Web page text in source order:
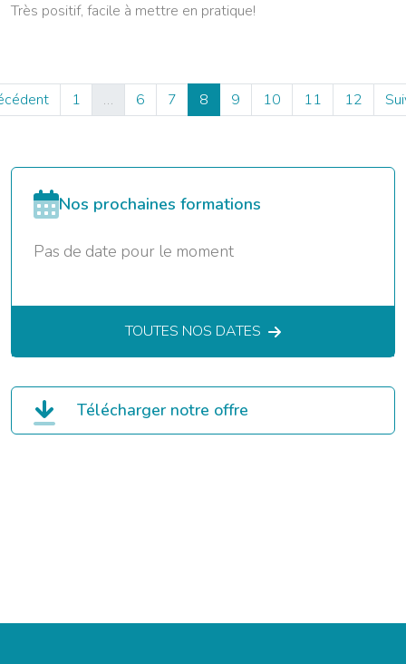
Très positif, facile à mettre en pratique!
1 … 6 7 8 9 10 11 12
Nos prochaines formations
Pas de date pour le moment
TOUTES NOS DATES
Télécharger notre offre